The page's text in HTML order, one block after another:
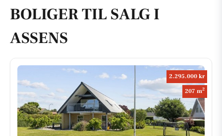
BOLIGER TIL SALG I
ASSENS
2.295.000 kr
207 m2